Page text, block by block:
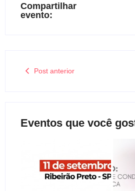
Compartilhar
evento:
Post anterior
Eventos que você